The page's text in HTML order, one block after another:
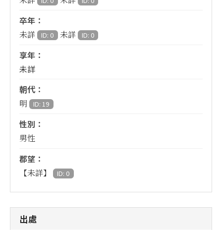
卒年：
未詳 ID: 0 未詳 ID: 0
享年：
未詳
朝代：
明 ID: 19
性別：
男性
郡望：
【未詳】 ID: 0
出處